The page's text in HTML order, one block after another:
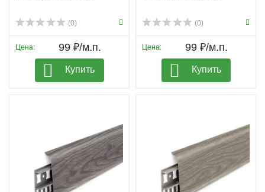
(0)
Цена: 99 ₽/м.п.
Купить
(0)
Цена: 99 ₽/м.п.
Купить